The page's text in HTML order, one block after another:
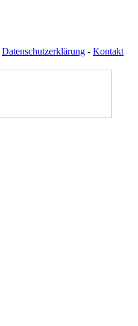
Datenschutzerklärung - Kontakt